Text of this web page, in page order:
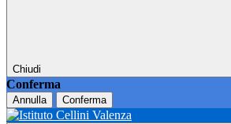
Chiudi
Conferma
Annulla Conferma